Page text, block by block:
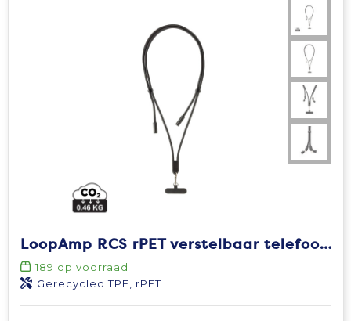
LoopAmp RCS rPET verstelbaar telefoonkoord met 60W kabel
189 op voorraad
Gerecycled TPE, rPET